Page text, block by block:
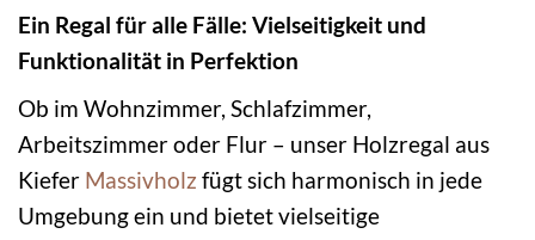
Ein Regal für alle Fälle: Vielseitigkeit und
Funktionalität in Perfektion
Ob im Wohnzimmer, Schlafzimmer,
Arbeitszimmer oder Flur – unser Holzregal aus
Kiefer Massivholz fügt sich harmonisch in jede
Umgebung ein und bietet vielseitige